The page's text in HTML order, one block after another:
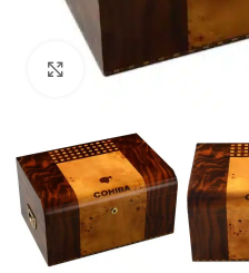
Agrandir